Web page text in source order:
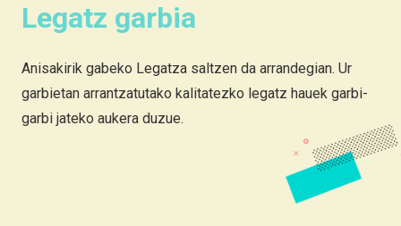
Legatz garbia
Anisakirik gabeko Legatza saltzen da arrandegian. Ur
garbietan arrantzatutako kalitatezko legatz hauek garbi-
garbi jateko aukera duzue.